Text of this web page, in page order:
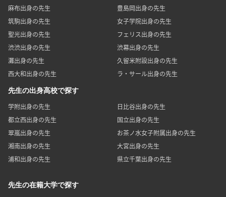
麻布出身の先生
豊島岡出身の先生
筑駒出身の先生
女子学院出身の先生
聖光出身の先生
フェリス出身の先生
渋渋出身の先生
渋幕出身の先生
灘出身の先生
久留米附設出身の先生
西大和出身の先生
ラ・サール出身の先生
先生の出身高校で探す
学附出身の先生
日比谷出身の先生
都立西出身の先生
国立出身の先生
翠嵐出身の先生
お茶ノ水女子附属出身の先生
湘南出身の先生
大宮出身の先生
浦和出身の先生
県立千葉出身の先生
先生の在籍大学で探す